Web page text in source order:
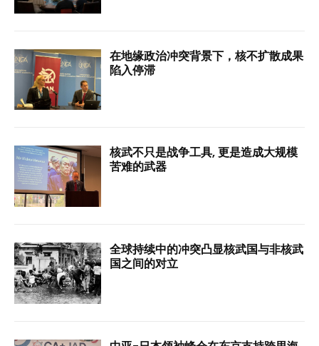
在地缘政治冲突背景下，核不扩散成果
陷入停滞
核武不只是战争工具, 更是造成大规模
苦难的武器
全球持续中的冲突凸显核武国与非核武
国之间的对立